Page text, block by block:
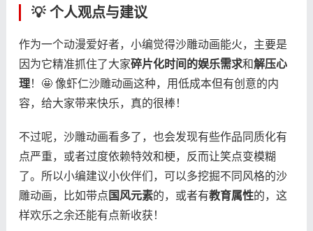
💡 个人观点与建议
作为一个动漫爱好者，小编觉得沙雕动画能火，主要是
因为它精准抓住了大家​​碎片化时间的娱乐需求​​和​​解压心
理​​！🤩 像虾仁沙雕动画这种，用低成本但有创意的内
容，给大家带来快乐，真的很棒！
不过呢，沙雕动画看多了，也会发现有些作品同质化有
点严重，或者过度依赖特效和梗，反而让笑点变模糊
了。所以小编建议小伙伴们，可以多挖掘不同风格的沙
雕动画，比如带点​ ​国风元素​​的，或者有​​教育属性​​的，这
样欢乐之余还能有点新收获！